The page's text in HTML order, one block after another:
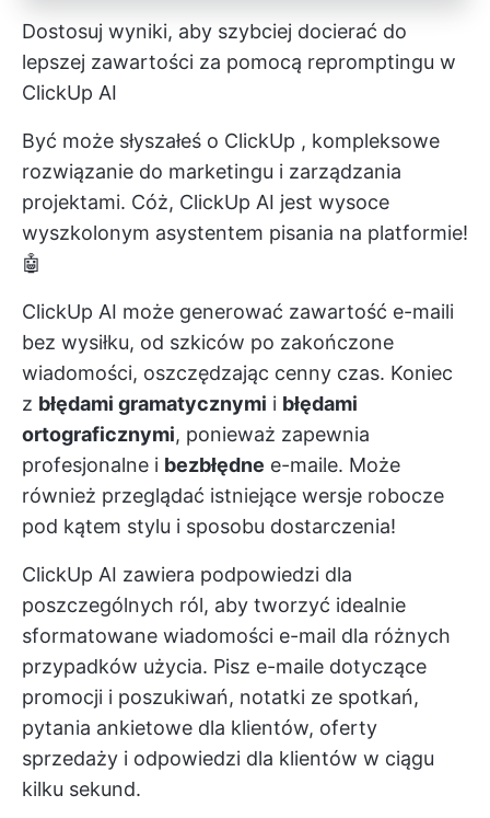
Dostosuj wyniki, aby szybciej docierać do
lepszej zawartości za pomocą repromptingu w
ClickUp AI
Być może słyszałeś o ClickUp , kompleksowe
rozwiązanie do marketingu i zarządzania
projektami. Cóż, ClickUp AI jest wysoce
wyszkolonym asystentem pisania na platformie!
🤖
ClickUp AI może generować zawartość e-maili
bez wysiłku, od szkiców po zakończone
wiadomości, oszczędzając cenny czas. Koniec
z błędami gramatycznymi i błędami
ortograficznymi, ponieważ zapewnia
profesjonalne i bezbłędne e-maile. Może
również przeglądać istniejące wersje robocze
pod kątem stylu i sposobu dostarczenia!
ClickUp AI zawiera podpowiedzi dla
poszczególnych ról, aby tworzyć idealnie
sformatowane wiadomości e-mail dla różnych
przypadków użycia. Pisz e-maile dotyczące
promocji i poszukiwań, notatki ze spotkań,
pytania ankietowe dla klientów, oferty
sprzedaży i odpowiedzi dla klientów w ciągu
kilku sekund.